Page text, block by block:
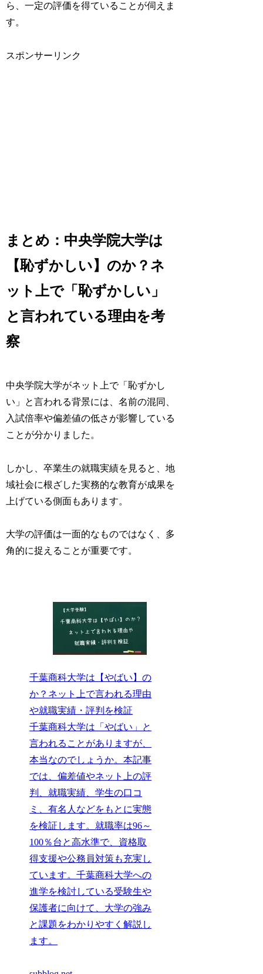
ら、一定の評価を得ていることが伺えま
す。
スポンサーリンク
まとめ：中央学院大学は
【恥ずかしい】のか？ネ
ット上で「恥ずかしい」
と言われている理由を考
察
中央学院大学がネット上で「恥ずかし
い」と言われる背景には、名前の混同、
入試倍率や偏差値の低さが影響している
ことが分かりました。
しかし、卒業生の就職実績を見ると、地
域社会に根ざした実務的な教育が成果を
上げている側面もあります。
大学の評価は一面的なものではなく、多
角的に捉えることが重要です。
千葉商科大学は【やばい】の
か？ネット上で言われる理由
や就職実績・評判を検証
千葉商科大学は「やばい」と
言われることがありますが、
本当なのでしょうか。本記事
では、偏差値やネット上の評
判、就職実績、学生の口コ
ミ、有名人などをもとに実態
を検証します。就職率は96～
100％台と高水準で、資格取
得支援や公務員対策も充実し
ています。千葉商科大学への
進学を検討している受験生や
保護者に向けて、大学の強み
と課題をわかりやすく解説し
ます。